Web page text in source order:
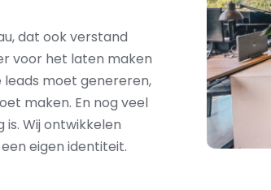
dat ook verstand
voor het laten maken
leads moet genereren,
maken. En nog veel
Wij ontwikkelen
eigen identiteit.